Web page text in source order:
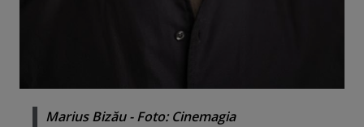
Marius Bizău - Foto: Cinemagia